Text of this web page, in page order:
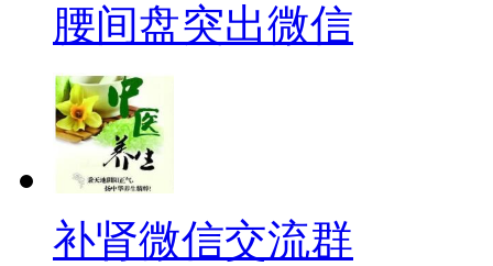
腰间盘突出微信
补肾微信交流群